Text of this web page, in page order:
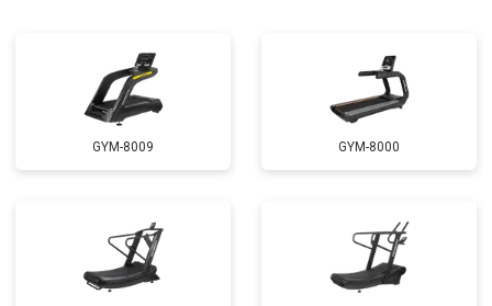
GYM-8009 GYM-8000